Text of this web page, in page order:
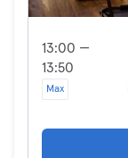
13:00 —
13:50
Max